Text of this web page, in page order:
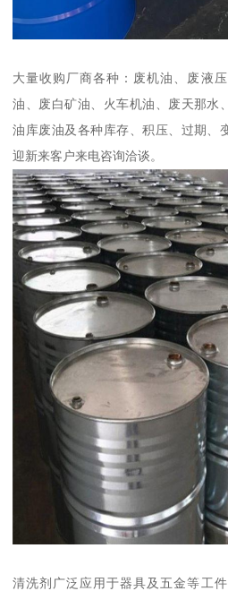
大量收购厂商各种：废机油、废液
油、废白矿油、火车机油、废天那水
油库废油及各种库存、积压、过期、
迎新来客户来电咨询洽谈。
清洗剂广泛应用于器具及五金等工